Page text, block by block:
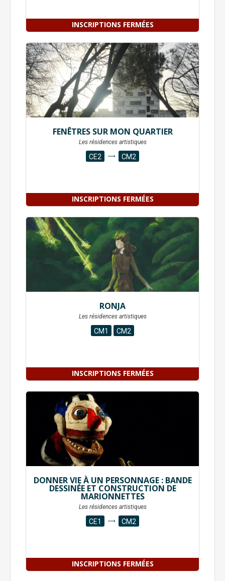
INSCRIPTIONS FERMÉES
INSCRIPTIONS FERMÉES
FENÊTRES SUR MON QUARTIER
Les résidences artistiques
CE2 CM2
INSCRIPTIONS FERMÉES
RONJA
Les résidences artistiques
CM1 CM2
INSCRIPTIONS FERMÉES
DONNER VIE À UN PERSONNAGE : BANDE
DESSINÉE ET CONSTRUCTION DE
MARIONNETTES
Les résidences artistiques
CE1 CM2